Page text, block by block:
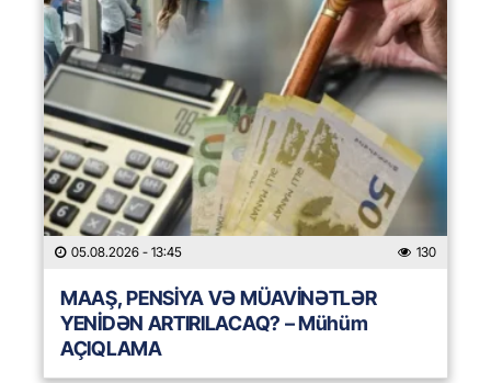
05.08.2026 - 13:45 130
MAAŞ, PENSİYA VƏ MÜAVİNƏTLƏR
YENİDƏN ARTIRILACAQ? – Mühüm
AÇIQLAMA